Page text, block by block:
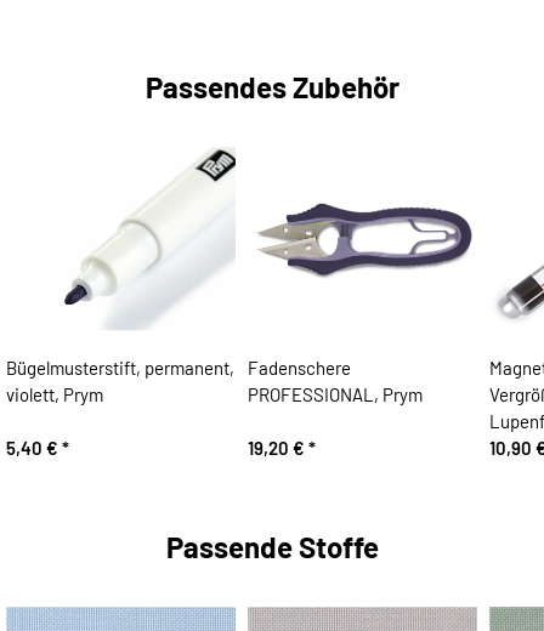
Passendes Zubehör
Bügelmusterstift, permanent,
violett, Prym
5,40 € *
Fadenschere
PROFESSIONAL, Prym
19,20 € *
10,90
Passende Stoffe